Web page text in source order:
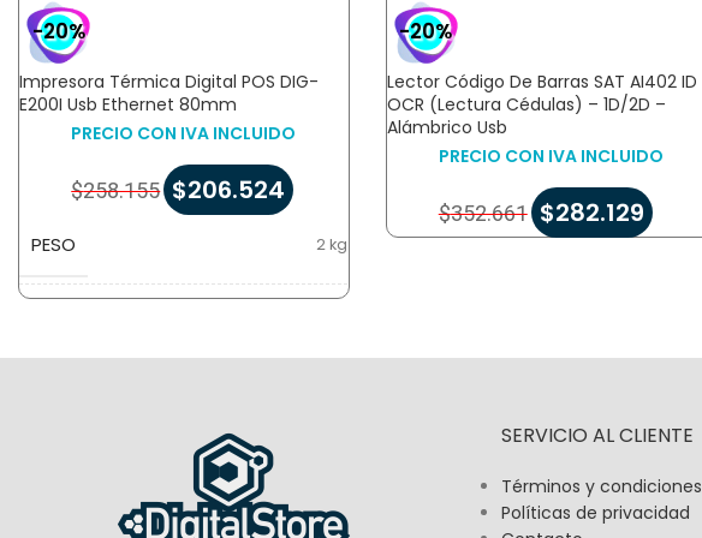
-20%
Impresora Térmica Digital POS DIG-
E200I Usb Ethernet 80mm
PRECIO CON IVA INCLUIDO
$258.155 $206.524
PESO 2 kg
-20%
Lector Código De Barras SAT AI402 ID
OCR (Lectura Cédulas) – 1D/2D –
Alámbrico Usb
PRECIO CON IVA INCLUIDO
$352.661 $282.129
SERVICIO AL CLIENTE
Términos y condiciones
Políticas de privacidad